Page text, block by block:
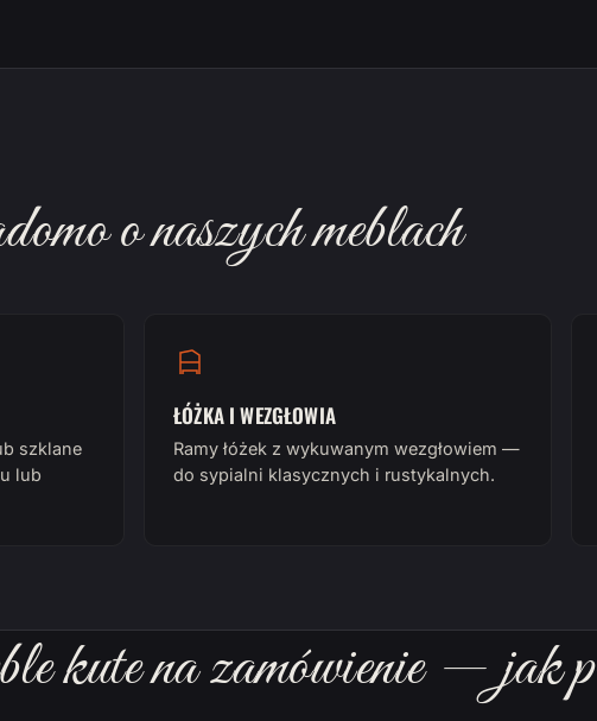
o naszych meblach
szklane
lub
ŁÓŻKA I WEZGŁOWIA
Ramy łóżek z wykuwanym wezgłowiem —
do sypialni klasycznych i rustykalnych.
kute na zamówienie — jak